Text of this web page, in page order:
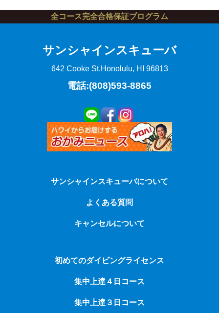
全コース完全合格保証プログラム
サンシャインスキューバ
642 Cooke St.Honolulu, HI 96813
電話:(808)593-8865
サンシャインスキューバについて
よくある質問
キャンセルについて
初めてのダイビングライセンス
集中上達４日コース
集中上達３日コース